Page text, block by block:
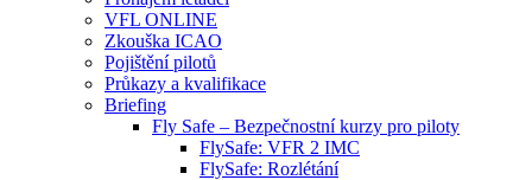
VFL ONLINE
Zkouška ICAO
Pojištění pilotů
Průkazy a kvalifikace
Briefing
Fly Safe – Bezpečnostní kurzy pro piloty
FlySafe: VFR 2 IMC
FlySafe: Rozlétání